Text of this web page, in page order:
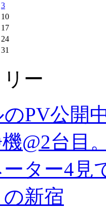
3
10
17
24
31
ー
PV公開
@2台目
ター4見
新宿